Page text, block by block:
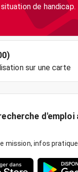
de
sur une carte
d'emploi
mission, infos